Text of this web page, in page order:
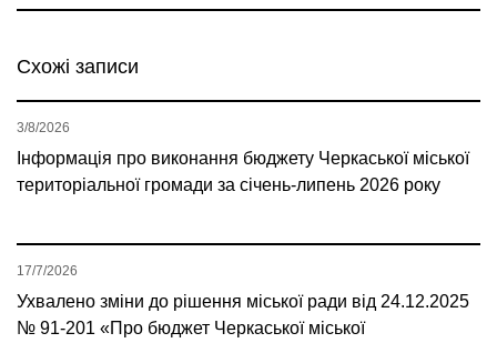
Схожі записи
Інформація про виконання бюджету Черкаської міської
територіальної громади за січень-липень 2026 року
3/8/2026
Ухвалено зміни до рішення міської ради від 24.12.2025
№ 91-201 «Про бюджет Черкаської міської
17/7/2026